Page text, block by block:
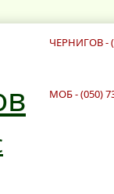
ЧЕРНИГОВ -
МОБ - (050)